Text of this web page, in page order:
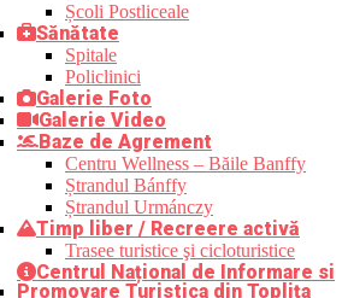
Școli Postliceale
Sănătate
Spitale
Policlinici
Galerie Foto
Galerie Video
Baze de Agrement
Centru Wellness – Băile Banffy
Ștrandul Bánffy
Ștrandul Urmánczy
Timp liber / Recreere activă
Trasee turistice şi cicloturistice
Centrul Național de Informare si
Promovare Turistica din Toplița